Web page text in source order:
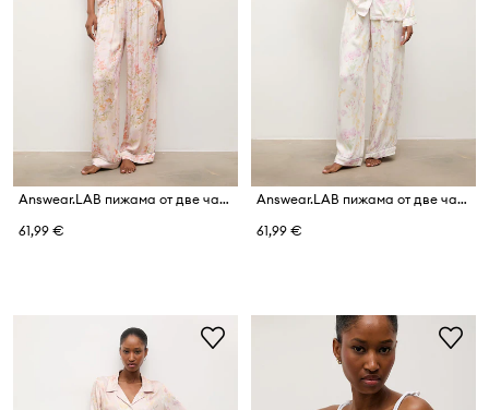
Answear.LAB пижама от две части дамска от вискоза
61,99 €
Answear.LAB пижама от две части дамска с вискоза
61,99 €